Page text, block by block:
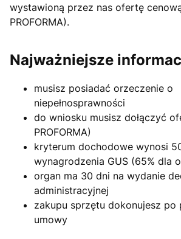
wystawioną przez nas ofertę
PROFORMA).
Najważniejsze
musisz posiadać orzeczenie o
niepełnosprawności
do wniosku musisz dołączyć
PROFORMA)
kryterum dochodowe wynosi
wynagrodzenia GUS (65% dla
organ ma 30 dni na wydanie
administracyjnej
zakupu sprzętu dokonujesz po
umowy